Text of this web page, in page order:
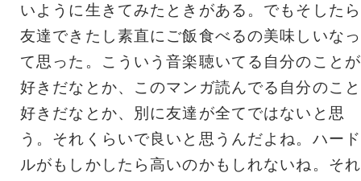
いように生きてみたときがある。でもそしたら
友達できたし素直にご飯食べるの美味しいなっ
て思った。こういう音楽聴いてる自分のことが
好きだなとか、このマンガ読んでる自分のこと
好きだなとか、別に友達が全てではないと思
う。それくらいで良いと思うんだよね。ハード
ルがもしかしたら高いのかもしれないね。それ